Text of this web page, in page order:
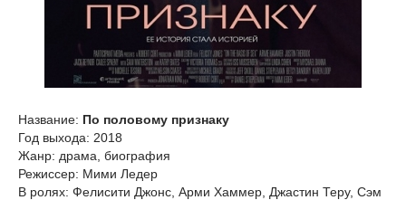
Название: По половому признаку
Год выхода: 2018
Жанр: драма, биография
Режиссер: Мими Ледер
В ролях: Фелисити Джонс, Арми Хаммер, Джастин Теру, Сэм